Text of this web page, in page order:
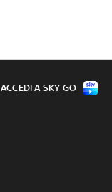
ACCEDI A SKY GO